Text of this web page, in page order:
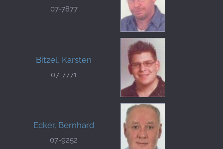
07-7877
Bitzel, Karsten
07-7771
Ecker, Bernhard
07-9252